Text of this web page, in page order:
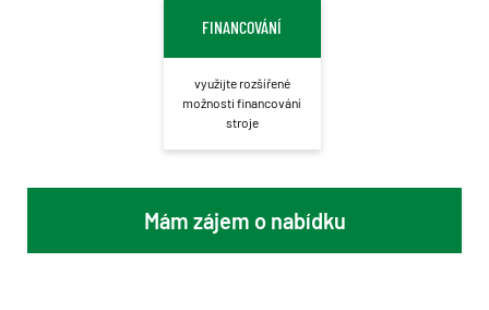
FINANCOVÁNÍ
využijte rozšířené
možnosti financování
stroje
Mám zájem o nabídku